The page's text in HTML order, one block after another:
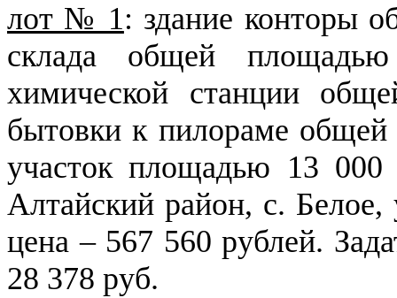
лот № 1: здание конторы
склада общей
химической станции
бытовки к пилораме
участок площадью 13
Алтайский район, с.
цена – 567 560 рублей.
28 378 руб.